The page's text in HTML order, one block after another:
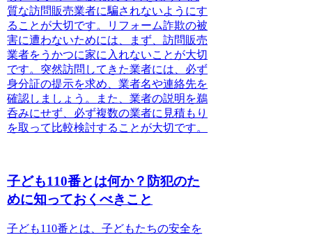
質な訪問販売業者に騙されないようにす
ることが大切です。
リフォーム詐欺の被
害に遭わないためには、まず、訪問販売
業者をうかつに家に入れないことが大切
です。 突然訪問してきた業者には、必ず
身分証の提示を求め、業者名や連絡先を
確認しましょう。
また、業者の説明を鵜
呑みにせず、必ず複数の業者に見積もり
を取って比較検討することが大切です。
子ども110番とは何か？防犯のた
めに知っておくべきこと
子ども110番とは、子どもたちの安全を